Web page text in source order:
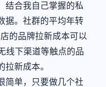
结合我自己掌握的私
据。社群的平均年转
的品牌拉新成本可以
线下渠道等触点的品
新成本。
简单，只要做几个社